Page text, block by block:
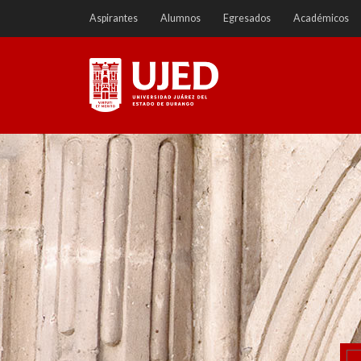
a
Aspirantes Alumnos Egresados Académicos
Universidad Juárez del
Estado de Durango